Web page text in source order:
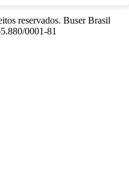
reservados. Buser Brasil
0001-81